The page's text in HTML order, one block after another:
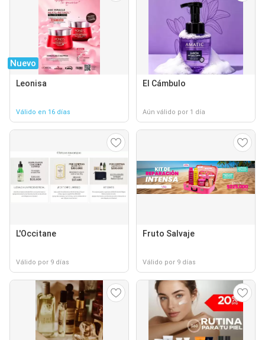
Nuevo
Leonisa
Válido en 16 días
El Cámbulo
Aún válido por 1 día
L'Occitane
Válido por 9 días
Fruto Salvaje
Válido por 9 días